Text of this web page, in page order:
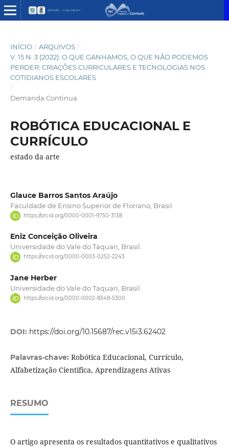
INÍCIO / ARQUIVOS /
V. 15 N. 3 (2022): O QUE GANHAMOS, O QUE NÃO PODEMOS
PERDER: CRIAÇÕES CURRICULARES E TECNOLOGIAS NOS
COTIDIANOS ESCOLARES
/
Demanda Contínua
ROBÓTICA EDUCACIONAL E
CURRÍCULO
estado da arte
Glauce Barros Santos Araújo
Faculdade de Ensino Superior de Floriano, Brasil
https://orcid.org/0000-0001-9750-3138
Eniz Conceição Oliveira
Universidade do Vale do Taquari, Brasil.
https://orcid.org/0000-0003-0252-2243
Jane Herber
Universidade do Vale do Taquari, Brasil.
https://orcid.org/0000-0002-8348-5300
DOI: https://doi.org/10.15687/rec.v15i3.62402
Palavras-chave: Robótica Educacional, Currículo,
Alfabetização Científica, Aprendizagens Ativas
RESUMO
O artigo apresenta os resultados quantitativos e qualitativos